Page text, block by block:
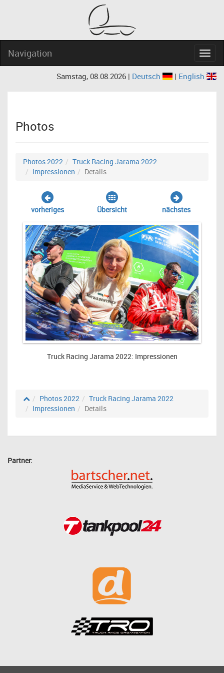
Navigation
Samstag, 08.08.2026 | Deutsch | English
Photos
Photos 2022
Truck Racing Jarama 2022
Impressionen
Details
vorheriges Übersicht nächstes
Truck Racing Jarama 2022: Impressionen
Photos 2022
Truck Racing Jarama 2022
Impressionen
Details
Partner: